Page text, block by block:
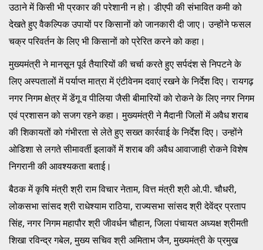
उठाने में किसी भी प्रकार की परेशानी न हो। डीएपी की संभावित कमी को
देखते हुए वैकल्पिक उपायों पर किसानों को जानकारी दी जाए। उन्होंने फसल
चक्र परिवर्तन के लिए भी किसानों को प्रेरित करने को कहा।
मुख्यमंत्री ने मानसून पूर्व तैयारियों की चर्चा करते हुए सर्पदंश से निपटने के
लिए अस्पतालों में पर्याप्त मात्रा में एंटीवेनम दवाएं रखने के निर्देश दिए। रायगढ़
नगर निगम क्षेत्र में डेंगू व पीलिया जैसी बीमारियों को रोकने के लिए नगर निगम
एवं प्रशासन को सजग रहने कहा। मुख्यमंत्री ने मैदानी जिलों में अवैध शराब
की शिकायतों को गंभीरता से लेते हुए सख्त कार्रवाई के निर्देश दिए। उन्होंने
ओडिशा से लगते सीमावर्ती इलाकों में शराब की अवैध आवाजाही रोकने विशेष
निगरानी की आवश्यकता बताई।
बैठक में कृषि मंत्री श्री राम विचार नेताम, वित्त मंत्री श्री ओ.पी. चौधरी,
लोकसभा सांसद श्री राधेश्याम राठिया, राज्यसभा सांसद श्री देवेंद्र प्रताप
सिंह, नगर निगम महापौर श्री जीवर्धन चौहान, जिला पंचायत अध्यक्ष श्रीमती
शिखा रविन्द्र गबेल, मुख्य सचिव श्री अमिताभ जैन, मुख्यमंत्री के प्रमुख